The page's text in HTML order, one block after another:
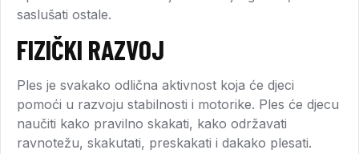
saslušati ostale.
FIZIČKI RAZVOJ
Ples je svakako odlična aktivnost koja će djeci
pomoći u razvoju stabilnosti i motorike. Ples će djecu
naučiti kako pravilno skakati, kako održavati
ravnotežu, skakutati, preskakati i dakako plesati.